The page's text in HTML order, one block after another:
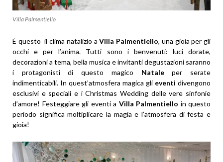
Villa Palmentiello
È questo il clima natalizio aVilla Palmentiello, una gioia per gli
occhi e per l’anima. Tutti sono i benvenuti: luci dorate,
decorazioni a tema, bella musica e invitanti degustazioni saranno
i protagonisti di questo magico Nataleper serate
indimenticabili. In quest’atmosfera magica gli eventi divengono
esclusivi e speciali e i Christmas Wedding delle vere sinfonie
d’amore! Festeggiare gli eventi a Villa Palmentiello in questo
periodo significa moltiplicare la magia e l’atmosfera di festa e
gioia!